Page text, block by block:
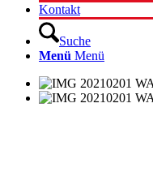
Kontakt
Suche
Menü Menü